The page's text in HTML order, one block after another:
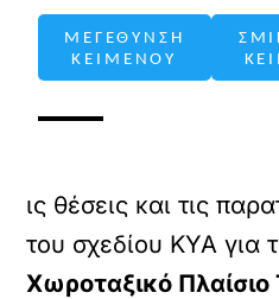
ΜΕΓΕΘΥΝΣΗ
ΚΕΙΜΕΝΟΥ
ις θέσεις και τις
του σχεδίου ΚΥΑ για
Χωροταξικό